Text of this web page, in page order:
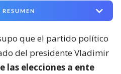
RESUMEN
que el partido político
del presidente Vladimir
las elecciones a ente